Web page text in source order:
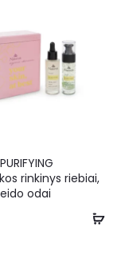
rinkinys riebiai,
odai